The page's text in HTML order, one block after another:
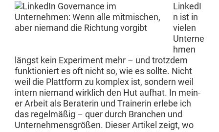
LinkedI
n ist in
vie­len
Unterne
hmen
längst kein Exper­i­ment mehr – und trotz­dem
funk­tion­iert es oft nicht so, wie es sollte. Nicht
weil die Plat­tform zu kom­plex ist, son­dern weil
intern nie­mand wirk­lich den Hut aufhat. In mein­
er Arbeit als Bera­terin und Trainer­in erlebe ich
das regelmäßig – quer durch Branchen und
Unternehmensgrößen. Dieser Artikel zeigt, wo